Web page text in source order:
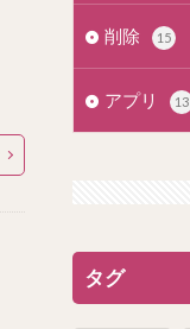
削除 15
アプリ 13
タグ